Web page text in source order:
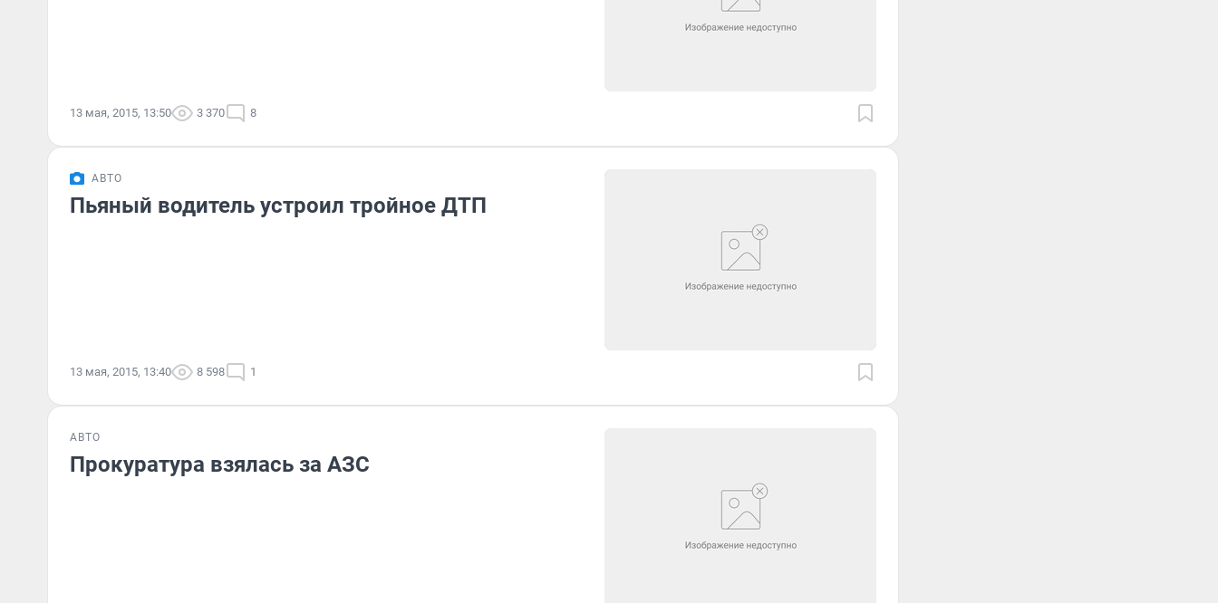
13 мая, 2015, 13:50 3 370 8
АВТО
Пьяный водитель устроил тройное ДТП
13 мая, 2015, 13:40 8 598 1
АВТО
Прокуратура взялась за АЗС